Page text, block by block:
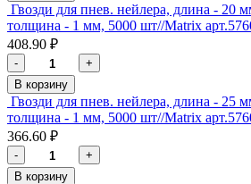
Гвозди для пнев. нейлера, длина - 20
толщина - 1 мм, 5000 шт//Matrix
408.90 ₽
-
+
В корзину
Гвозди для пнев. нейлера, длина - 25
толщина - 1 мм, 5000 шт//Matrix
366.60 ₽
-
+
В корзину